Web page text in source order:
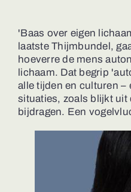
Lid worden?
Contact
ZOEKEN
NAAR:
'Baas over eigen
laatste Thijmbundel,
hoeverre de mens
lichaam. Dat begrip
alle tijden en culturen –
situaties, zoals blijkt uit
bijdragen. Een